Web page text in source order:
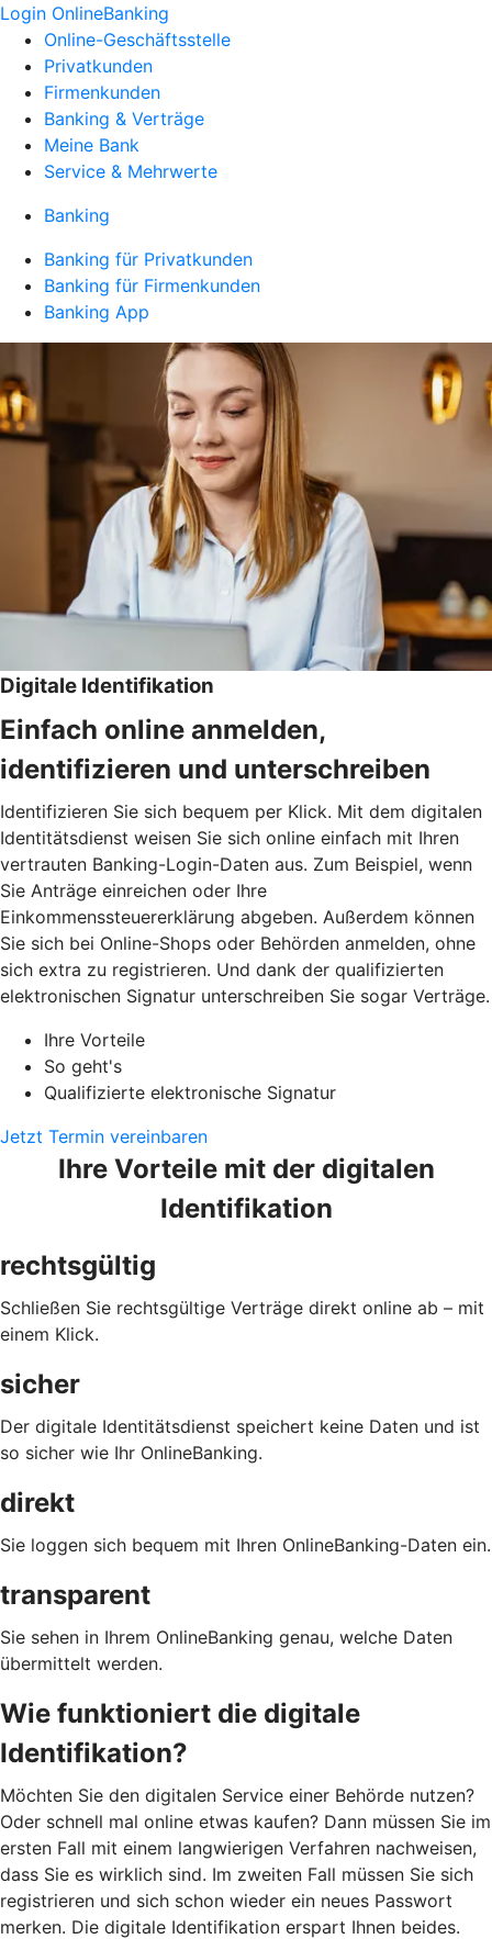
Login OnlineBanking
Online-Geschäftsstelle
Privatkunden
Firmenkunden
Banking & Verträge
Meine Bank
Service & Mehrwerte
Banking
Banking für Privatkunden
Banking für Firmenkunden
Banking App
Digitale Identifikation
Einfach online anmelden,
identifizieren und unterschreiben
Identifizieren Sie sich bequem per Klick. Mit dem digitalen
Identitätsdienst weisen Sie sich online einfach mit Ihren
vertrauten Banking-Login-Daten aus. Zum Beispiel, wenn
Sie Anträge einreichen oder Ihre
Einkommenssteuererklärung abgeben. Außerdem können
Sie sich bei Online-Shops oder Behörden anmelden, ohne
sich extra zu registrieren. Und dank der qualifizierten
elektronischen Signatur unterschreiben Sie sogar Verträge.
Ihre Vorteile
So geht's
Qualifizierte elektronische Signatur
Jetzt Termin vereinbaren
Ihre Vorteile mit der digitalen
Identifikation
rechtsgültig
Schließen Sie rechtsgültige Verträge direkt online ab – mit
einem Klick.
sicher
Der digitale Identitätsdienst speichert keine Daten und ist
so sicher wie Ihr OnlineBanking.
direkt
Sie loggen sich bequem mit Ihren OnlineBanking-Daten ein.
transparent
Sie sehen in Ihrem OnlineBanking genau, welche Daten
übermittelt werden.
Wie funktioniert die digitale
Identifikation?
Möchten Sie den digitalen Service einer Behörde nutzen?
Oder schnell mal online etwas kaufen? Dann müssen Sie im
ersten Fall mit einem langwierigen Verfahren nachweisen,
dass Sie es wirklich sind. Im zweiten Fall müssen Sie sich
registrieren und sich schon wieder ein neues Passwort
merken. Die digitale Identifikation erspart Ihnen beides.